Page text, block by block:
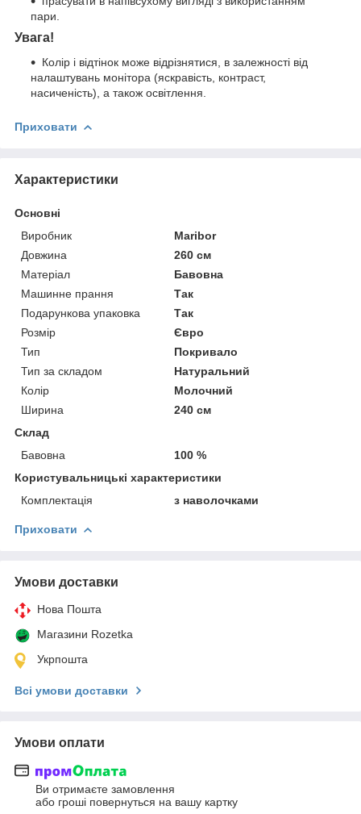
пари.
Увага!
Колір і відтінок може відрізнятися, в залежності від
налаштувань монітора (яскравість, контраст,
насиченість), а також освітлення.
Приховати
Характеристики
Основні
Виробник
Maribor
Довжина
260 см
Матеріал
Бавовна
Машинне прання
Так
Подарункова упаковка
Так
Розмір
Євро
Тип
Покривало
Тип за складом
Натуральний
Колір
Молочний
Ширина
240 см
Склад
Бавовна
100 %
Користувальницькі характеристики
Комплектація
з наволочками
Приховати
Умови доставки
Нова Пошта
Магазини Rozetka
Укрпошта
Всі умови доставки
Умови оплати
Ви отримаєте замовлення
або гроші повернуться на вашу картку